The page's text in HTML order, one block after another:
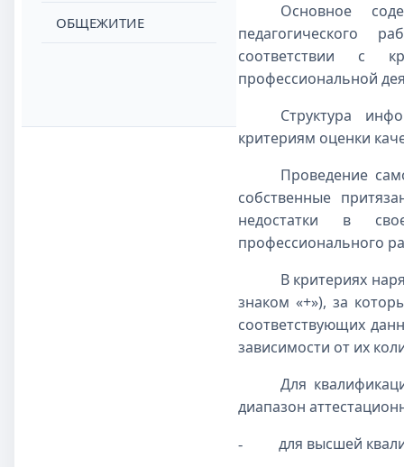
ОБЩЕЖИТИЕ
Основное
педагогического
соответствии с
профессиональной
Структура
критериям оценки
Проведение
собственные
недостатки в
профессионального
В критериях
знаком«+»), за
соответствующих
зависимости от их
Для
диапазон
- для высшей